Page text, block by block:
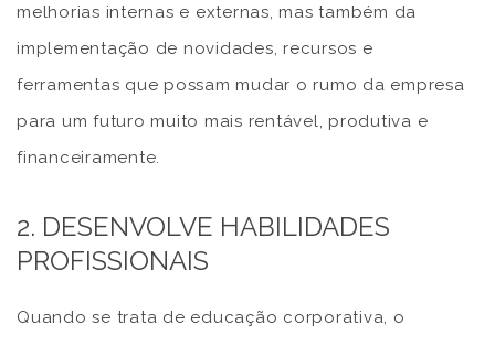
melhorias internas e externas, mas também da
implementação de novidades, recursos e
ferramentas que possam mudar o rumo da empresa
para um futuro muito mais rentável, produtiva e
financeiramente.
2. DESENVOLVE HABILIDADES
PROFISSIONAIS
Quando se trata de educação corporativa, o